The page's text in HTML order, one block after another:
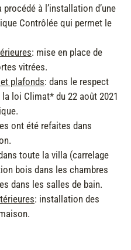
à l’installation d’une
Contrôlée qui permet le
: mise en place de
vitrées.
plafonds: dans le respect
loi Climat* du 22 août 2021
ont été refaites dans
toute la villa (carrelage
bois dans les chambres
dans les salles de bain.
: installation des